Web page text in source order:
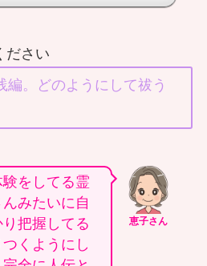
ださい
編。どのようにして祓う
恵子さん
をしてる霊
みたいに自
把握してる
くようにし